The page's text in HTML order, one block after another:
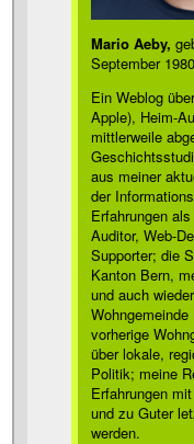
Mario Aeby,
September
Ein Weblog
Apple), Heim-
mittlerweile
aus meiner
der
Erfahrungen
Auditor, Web-
Supporter; die
Kanton Bern,
und auch
vorherige
über lokale,
Politik; meine
Erfahrungen
und zu Guter
werden.